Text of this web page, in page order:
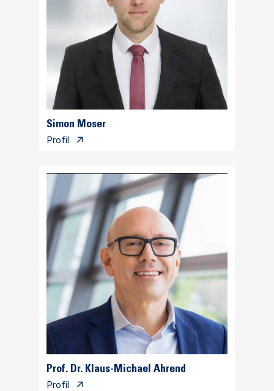
Simon Moser
Profil
Prof. Dr. Klaus-Michael Ahrend
Profil